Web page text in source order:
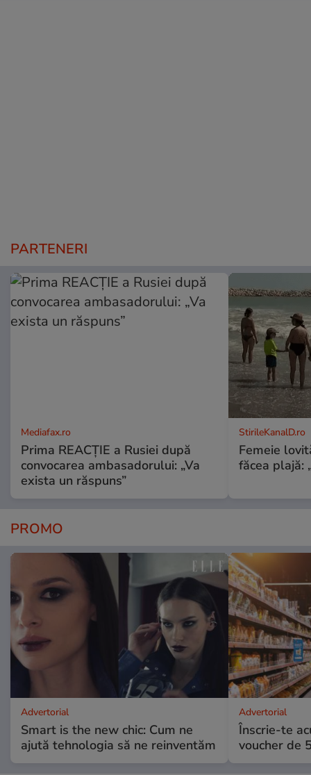
PARTENERI
Mediafax.ro
Prima REACȚIE a Rusiei după
convocarea ambasadorului: „Va
exista un răspuns”
StirileKanalD.ro
Femeie
făcea plajă:
PROMO
Advertorial
Smart is the new chic: Cum ne
ajută tehnologia să ne reinventăm
Advertorial
Înscrie-te
voucher de